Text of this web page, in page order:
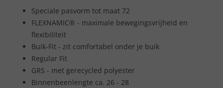
Speciale pasvorm tot maat 72
FLEXNAMIC® - maximale bewegingsvrijheid en
flexibiliteit
Buik-Fit - zit comfortabel onder je buik
Regular Fit
GRS - met gerecycled polyester
Binnenbeenlengte ca. 26 - 28